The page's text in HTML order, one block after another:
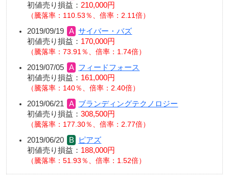
初値売り損益： 210,000円
騰落率：110.53％、倍率：2.11倍
2019/09/19
サイバー・バズ
初値売り損益： 170,000円
騰落率：73.91％、倍率：1.74倍
2019/07/05
フィードフォース
初値売り損益： 161,000円
騰落率：140％、倍率：2.40倍
2019/06/21
ブランディングテクノロジー
初値売り損益： 308,500円
騰落率：177.30％、倍率：2.77倍
2019/06/20
ピアズ
初値売り損益： 188,000円
騰落率：51.93％、倍率：1.52倍